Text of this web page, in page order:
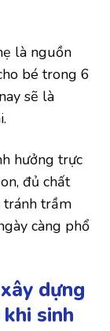
là nguồn
bé trong 6
sẽ là
hưởng trực
đủ chất
tránh trầm
càng phổ
dựng
sinh